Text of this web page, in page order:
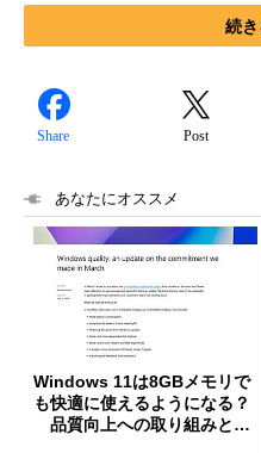
続
Share Post
あなたにオススメ
Windows 11は8GBメモリで
も快適に使えるようになる？
品質向上への取り組みと